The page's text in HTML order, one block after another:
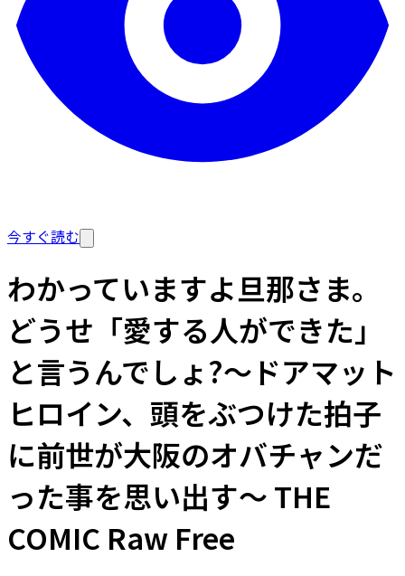
今すぐ読む
わかっていますよ旦那さま。
どうせ「愛する人ができた」
と言うんでしょ?～ドアマット
ヒロイン、頭をぶつけた拍子
に前世が大阪のオバチャンだ
った事を思い出す～ THE
COMIC Raw Free